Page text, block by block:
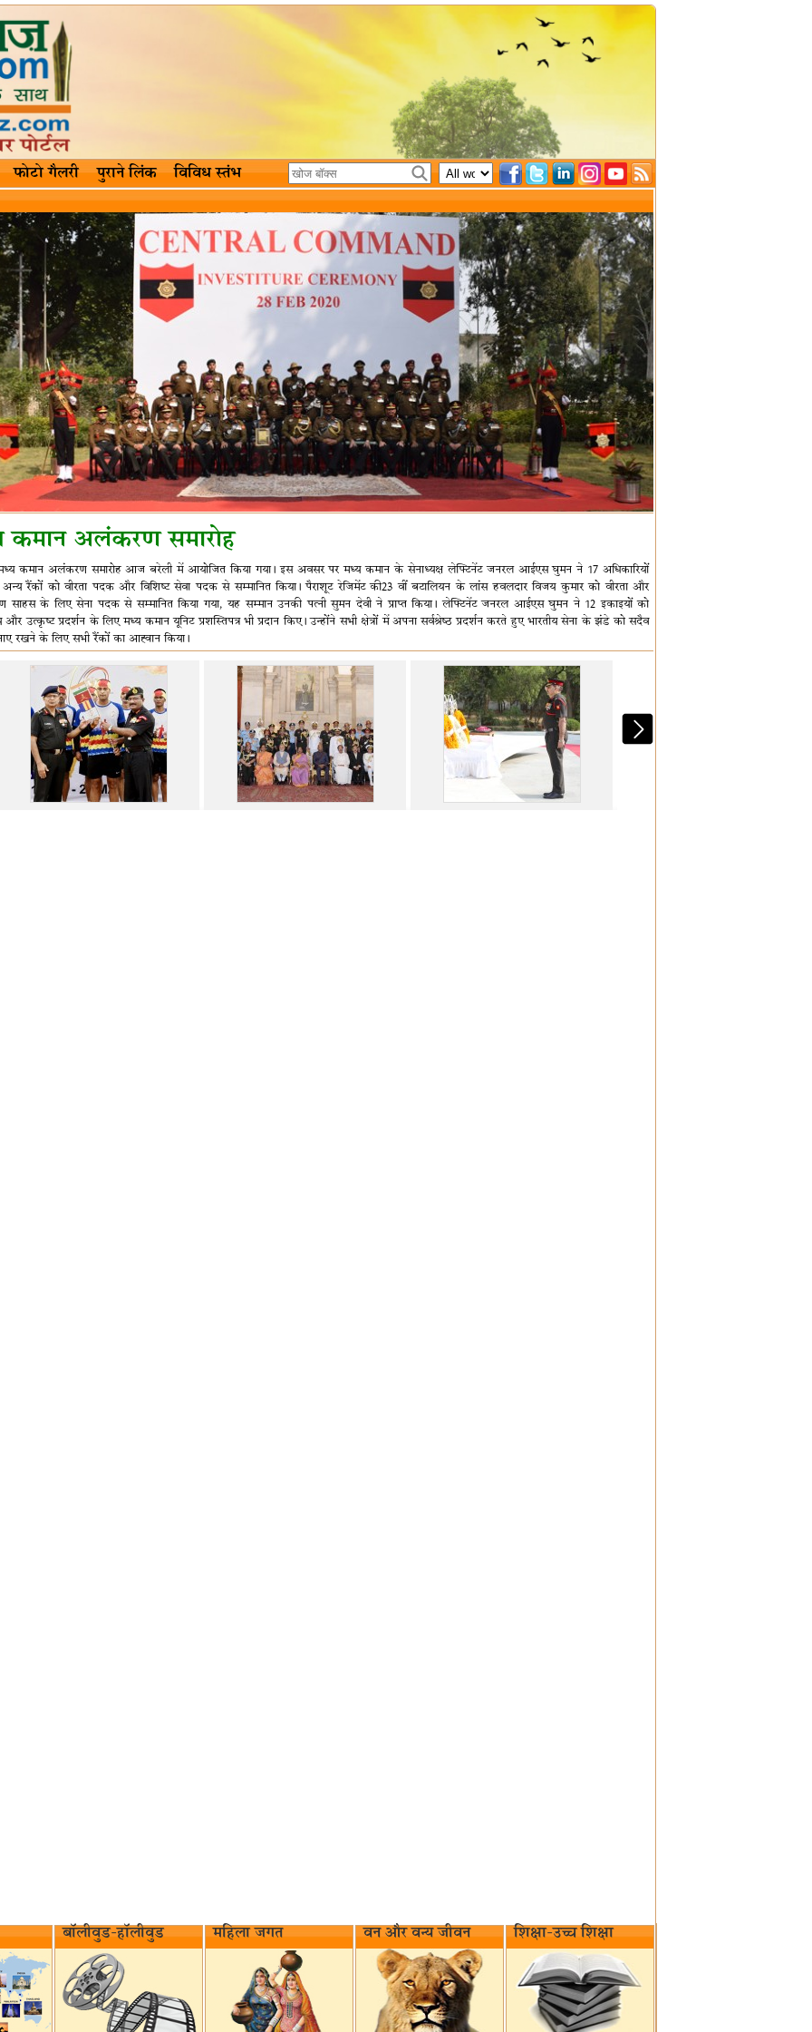
फोटो गैलरी पुराने लिंक विविध स्तंभ
कमान अलंकरण समारोह
कमान अलंकरण समारोह आज बरेली में आयोजित किया गया। इस अवसर पर मध्य कमान के सेनाध्यक्ष लेफ्टिनेंट जनरल आईएस घुमन ने 17 अधिकारियों
रैंकों को वीरता पदक और विशिष्ट सेवा पदक से सम्मानित किया। पैराशूट रेजिमेंट की23 वीं बटालियन के लांस हवलदार विजय कुमार को वीरता और
साहस के लिए सेना पदक से सम्मानित किया गया, यह सम्मान उनकी पत्नी सुमन देवी ने प्राप्त किया। लेफ्टिनेंट जनरल आईएस घुमन ने 12 इकाइयों को
और उत्कृष्ट प्रदर्शन के लिए मध्य कमान यूनिट प्रशस्तिपत्र भी प्रदान किए। उन्होंने सभी क्षेत्रों में अपना सर्वश्रेष्ठ प्रदर्शन करते हुए भारतीय सेना के झंडे को सदैव
रखने के लिए सभी रैंकों का आह्वान किया।
बॉलीवुड-हॉलीवुड महिला जगत वन और वन्य जीवन‌ शिक्षा-उच्च शिक्षा